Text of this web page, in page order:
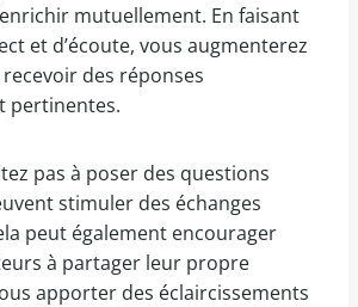
mutuellement. En faisant
et d’écoute, vous augmenterez
des réponses
pertinentes.
pas à poser des questions
stimuler des échanges
peut également encourager
à partager leur propre
apporter des éclaircissements